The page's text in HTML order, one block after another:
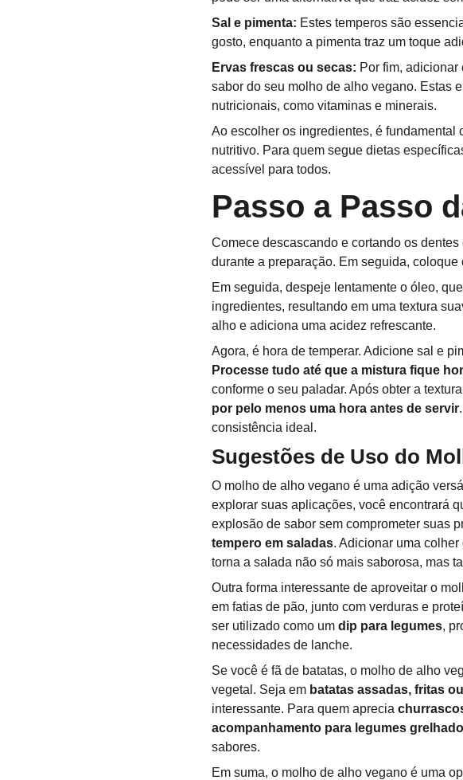
Sal e pimenta: Estes temperos são
gosto, enquanto a pimenta traz um toque
Ervas frescas ou secas: Por fim, adicionar
sabor do seu molho de alho vegano. Estas
nutricionais, como vitaminas e minerais.
Ao escolher os ingredientes, é
nutritivo. Para quem segue dietas
acessível para todos.
Passo a Passo
Comece descascando e cortando os
durante a preparação. Em seguida,
Em seguida, despeje lentamente o óleo,
ingredientes, resultando em uma textura
alho e adiciona uma acidez refrescante.
Agora, é hora de temperar. Adicione sal e
Processe tudo até que a mistura fique
conforme o seu paladar. Após obter a
por pelo menos uma hora antes de servir
consistência ideal.
Sugestões de Uso do
O molho de alho vegano é uma adição
explorar suas aplicações, você encontrará
explosão de sabor sem comprometer suas
tempero em saladas. Adicionar uma
torna a salada não só mais saborosa, mas
Outra forma interessante de aproveitar o
em fatias de pão, junto com verduras e
ser utilizado como um dip para legumes,
necessidades de lanche.
Se você é fã de batatas, o molho de alho
vegetal. Seja em batatas assadas, fritas
interessante. Para quem aprecia
acompanhamento para legumes
sabores.
Em suma, o molho de alho vegano é uma